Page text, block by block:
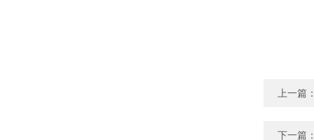
上一篇
下一篇